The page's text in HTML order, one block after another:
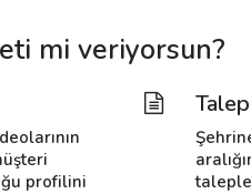
mi veriyorsun?
profilini